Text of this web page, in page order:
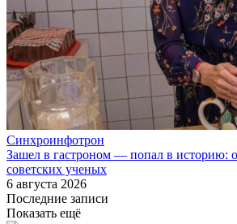
Синхроинфотрон
Зашел в гастроном — попал в историю:
советских ученых
6 августа 2026
Последние записи
Показать ещё